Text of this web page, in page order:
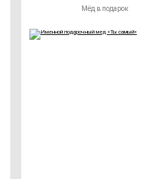
Мёд в подарок